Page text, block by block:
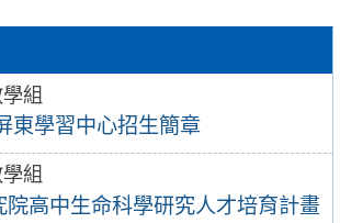
組
東學習中心招生簡章
組
高中生命科學研究人才培育計畫